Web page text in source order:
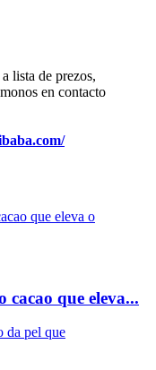
lista de prezos,
en contacto
que eleva...